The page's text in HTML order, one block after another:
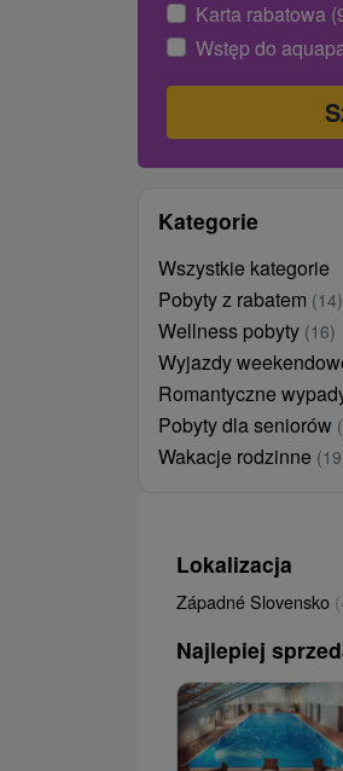
Karta rabatowa
Wstęp do
Kategorie
Wszystkie kategorie
Pobyty z rabatem (14)
Wellness pobyty (16)
Wyjazdy
Romantyczne
Pobyty dla seniorów
Wakacje rodzinne
Lokalizacja
Západné Slovensko
Najlepiej